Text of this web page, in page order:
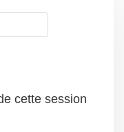
cette session